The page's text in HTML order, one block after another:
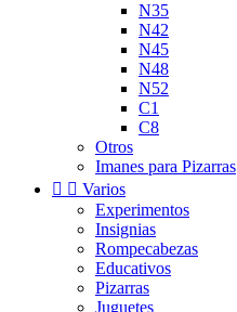
N35
N42
N45
N48
N52
C1
C8
Otros
Imanes para Pizarras
  Varios
Experimentos
Insignias
Rompecabezas
Educativos
Pizarras
Juguetes